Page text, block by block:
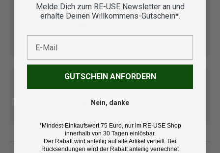
geprüfte Second Hand
Artikel
Lieferung in 3-5 Werktagen
Kostenlose Lieferung ab 100
14 Tage Rückgaberecht und
Melde Dich zum RE-USE Newsletter an und
erhalte Deinen Willkommens-Gutschein*.
GUTSCHEIN ANFORDERN
Nein, danke
*Mindest-Einkaufswert 75 Euro, nur im RE-USE Shop
innerhalb von 30 Tagen einlösbar.
Der Rabatt wird anteilig auf alle Artikel verteilt. Bei
Rücksendungen wird der Rabatt anteilig verrechnet